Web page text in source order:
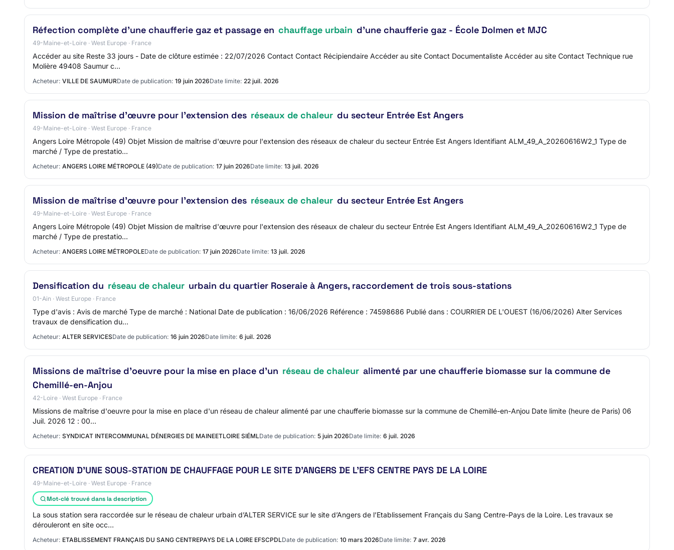
Réfection complète d'une chaufferie gaz et passage en chauffage urbain d'une chaufferie gaz - École Dolmen et MJC
49-Maine-et-Loire · West Europe · France
Accéder au site Reste 33 jours - Date de clôture estimée : 22/07/2026 Contact Contact Récipiendaire Accéder au site Contact Documentaliste Accéder au site Contact Technique rue
Molière 49408 Saumur c…
Acheteur: VILLE DE SAUMURDate de publication: 19 juin 2026Date limite: 22 juil. 2026
Mission de maîtrise d'œuvre pour l'extension des réseaux de chaleur du secteur Entrée Est Angers
49-Maine-et-Loire · West Europe · France
Angers Loire Métropole (49) Objet Mission de maîtrise d'œuvre pour l'extension des réseaux de chaleur du secteur Entrée Est Angers Identifiant ALM_49_A_20260616W2_1 Type de
marché / Type de prestatio…
Acheteur: ANGERS LOIRE MÉTROPOLE (49)Date de publication: 17 juin 2026Date limite: 13 juil. 2026
Mission de maîtrise d'œuvre pour l'extension des réseaux de chaleur du secteur Entrée Est Angers
49-Maine-et-Loire · West Europe · France
Angers Loire Métropole (49) Objet Mission de maîtrise d'œuvre pour l'extension des réseaux de chaleur du secteur Entrée Est Angers Identifiant ALM_49_A_20260616W2_1 Type de
marché / Type de prestatio…
Acheteur: ANGERS LOIRE MÉTROPOLEDate de publication: 17 juin 2026Date limite: 13 juil. 2026
Densification du réseau de chaleur urbain du quartier Roseraie à Angers, raccordement de trois sous-stations
01-Ain · West Europe · France
Type d'avis : Avis de marché Type de marché : National Date de publication : 16/06/2026 Référence : 74598686 Publié dans : COURRIER DE L'OUEST (16/06/2026) Alter Services
travaux de densification du…
Acheteur: ALTER SERVICESDate de publication: 16 juin 2026Date limite: 6 juil. 2026
Missions de maîtrise d'oeuvre pour la mise en place d'un réseau de chaleur alimenté par une chaufferie biomasse sur la commune de
Chemillé-en-Anjou
42-Loire · West Europe · France
Missions de maîtrise d'oeuvre pour la mise en place d'un réseau de chaleur alimenté par une chaufferie biomasse sur la commune de Chemillé-en-Anjou Date limite (heure de Paris) 06
Juil. 2026 12 : 00…
Acheteur: SYNDICAT INTERCOMMUNAL DÉNERGIES DE MAINEETLOIRE SIÉMLDate de publication: 5 juin 2026Date limite: 6 juil. 2026
CREATION D’UNE SOUS-STATION DE CHAUFFAGE POUR LE SITE D’ANGERS DE L’EFS CENTRE PAYS DE LA LOIRE
49-Maine-et-Loire · West Europe · France
Mot-clé trouvé dans la description
La sous station sera raccordée sur le réseau de chaleur urbain d’ALTER SERVICE sur le site d’Angers de l’Etablissement Français du Sang Centre-Pays de la Loire. Les travaux se
dérouleront en site occ…
Acheteur: ETABLISSEMENT FRANÇAIS DU SANG CENTREPAYS DE LA LOIRE EFSCPDLDate de publication: 10 mars 2026Date limite: 7 avr. 2026